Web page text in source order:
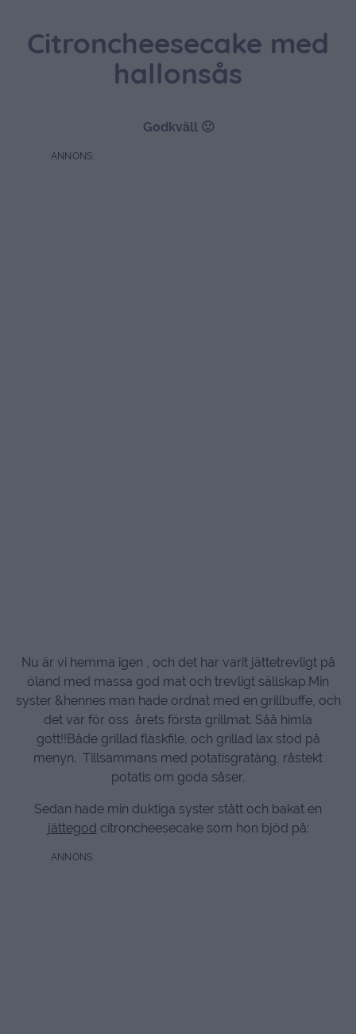
Citroncheesecake med
hallonsås
Godkväll 🙂
Nu är vi hemma igen , och det har varit jättetrevligt på
öland med massa god mat och trevligt sällskap.Min
syster &hennes man hade ordnat med en grillbuffe, och
det var för oss årets första grillmat. Såå himla
gott!!Både grillad fläskfile, och grillad lax stod på
menyn. Tillsammans med potatisgratäng, råstekt
potatis om goda såser.
Sedan hade min duktiga syster stått och bakat en
jättegod citroncheesecake som hon bjöd på: